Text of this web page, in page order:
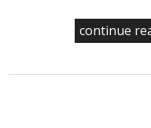
continue